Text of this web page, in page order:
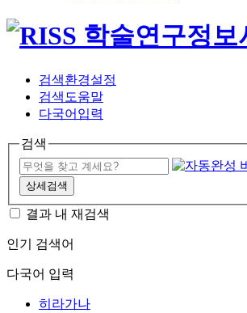
검색환경설정
검색도움말
다국어입력
검색
상세검색
결과 내 재검색
인기 검색어
다국어 입력
히라가나